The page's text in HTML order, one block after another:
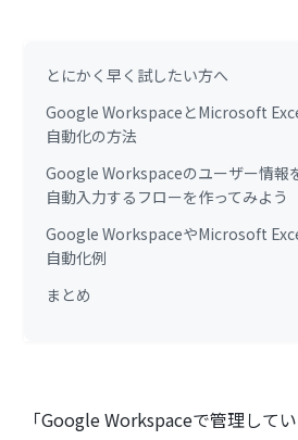
とにかく早く試したい方へ
Google WorkspaceとMicrosoft
自動化の方法
Google Workspaceのユーザー情報
自動入力するフローを作ってみよう
Google WorkspaceやMicrosoft
自動化例
まとめ
「Google Workspaceで管理して